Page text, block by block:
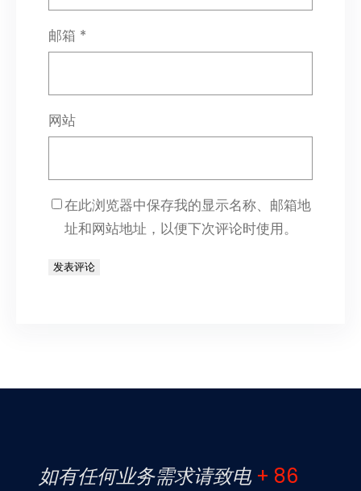
邮箱 *
网站
在此浏览器中保存我的显示名称、邮箱地
址和网站地址，以便下次评论时使用。
如有任何业务需求请致电 + 86